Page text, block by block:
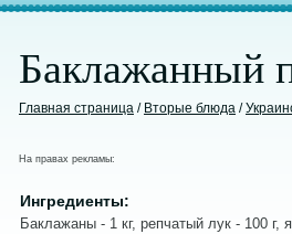
Баклажанный
Главная страница / Вторые блюда /
На правах рекламы:
Ингредиенты:
Баклажаны - 1 кг, репчатый лук - 100 г,